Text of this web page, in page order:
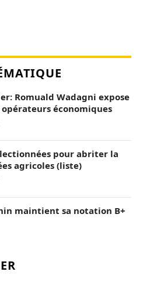
Romuald Wadagni expose
économiques
pour abriter la
agricoles (liste)
maintient sa notation B+